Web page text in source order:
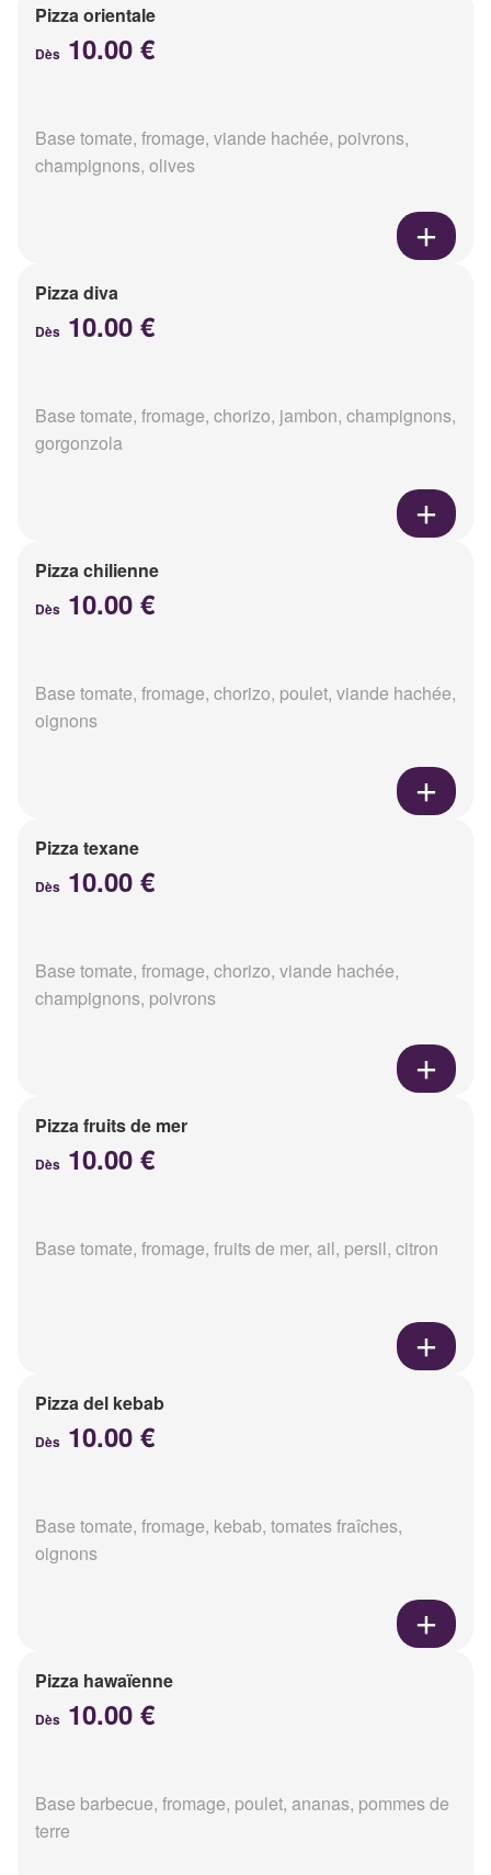
Pizza orientale
Dès 10.00 €
Base tomate, fromage, viande hachée, poivrons,
champignons, olives
Pizza diva
Dès 10.00 €
Base tomate, fromage, chorizo, jambon, champignons,
gorgonzola
Pizza chilienne
Dès 10.00 €
Base tomate, fromage, chorizo, poulet, viande hachée,
oignons
Pizza texane
Dès 10.00 €
Base tomate, fromage, chorizo, viande hachée,
champignons, poivrons
Pizza fruits de mer
Dès 10.00 €
Base tomate, fromage, fruits de mer, ail, persil, citron
Pizza del kebab
Dès 10.00 €
Base tomate, fromage, kebab, tomates fraîches,
oignons
Pizza hawaïenne
Dès 10.00 €
Base barbecue, fromage, poulet, ananas, pommes de
terre